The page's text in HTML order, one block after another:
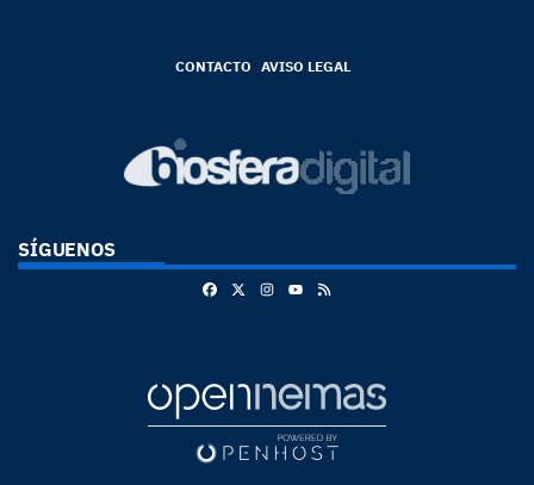
CONTACTO AVISO LEGAL
SÍGUENOS
FacebookInstagram